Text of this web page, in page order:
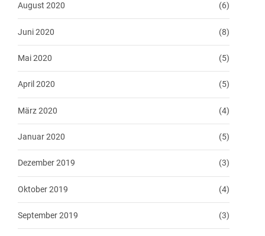
August 2020 (6)
Juni 2020 (8)
Mai 2020 (5)
April 2020 (5)
März 2020 (4)
Januar 2020 (5)
Dezember 2019 (3)
Oktober 2019 (4)
September 2019 (3)